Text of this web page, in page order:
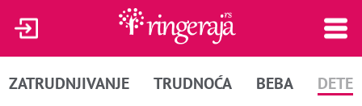
ZATRUDNJIVANJE TRUDNOĆA BEBA DETE